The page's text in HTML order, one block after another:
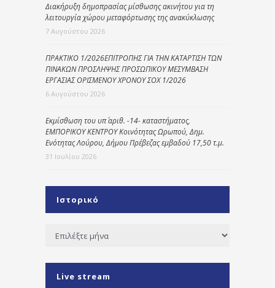
Διακήρυξη δημοπρασίας μίσθωσης ακινήτου για τη
λειτουργία χώρου μεταφόρτωσης της ανακύκλωσης
7 Αυγούστου 2026
ΠΡΑΚΤΙΚΟ 1/2026ΕΠΙΤΡΟΠΗΣ ΓΙΑ ΤΗΝ ΚΑΤΑΡΤΙΣΗ ΤΩΝ
ΠΙΝΑΚΩΝ ΠΡΟΣΛΗΨΗΣ ΠΡΟΣΩΠΙΚΟΥ ΜΕΣΥΜΒΑΣΗ
ΕΡΓΑΣΙΑΣ ΟΡΙΣΜΕΝΟΥ ΧΡΟΝΟΥ ΣΟΧ 1/2026
6 Αυγούστου 2026
Εκμίσθωση του υπ΄ αριθ. -14- καταστήματος,
ΕΜΠΟΡΙΚΟΥ ΚΕΝΤΡΟΥ Κοινότητας Ωρωπού, Δημ.
Ενότητας Λούρου, Δήμου Πρέβεζας εμβαδού 17,50 τ.μ.
31 Ιουλίου 2026
Ιστορικό
Ιστορικό
Live stream